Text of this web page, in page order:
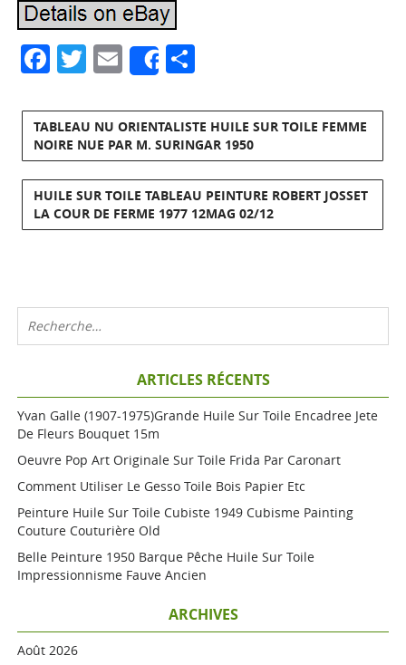
Facebook
Twitter
Email
Share
TABLEAU NU ORIENTALISTE HUILE SUR TOILE FEMME
NOIRE NUE PAR M. SURINGAR 1950
HUILE SUR TOILE TABLEAU PEINTURE ROBERT JOSSET
LA COUR DE FERME 1977 12MAG 02/12
ARTICLES RÉCENTS
Yvan Galle (1907-1975)grande Huile Sur Toile Encadree Jete
De Fleurs Bouquet 15m
Oeuvre Pop Art Originale Sur Toile Frida Par Caronart
Comment Utiliser Le Gesso Toile Bois Papier Etc
Peinture Huile Sur Toile Cubiste 1949 Cubisme Painting
Couture Couturière Old
Belle Peinture 1950 Barque Pêche Huile Sur Toile
Impressionnisme Fauve Ancien
ARCHIVES
Août 2026